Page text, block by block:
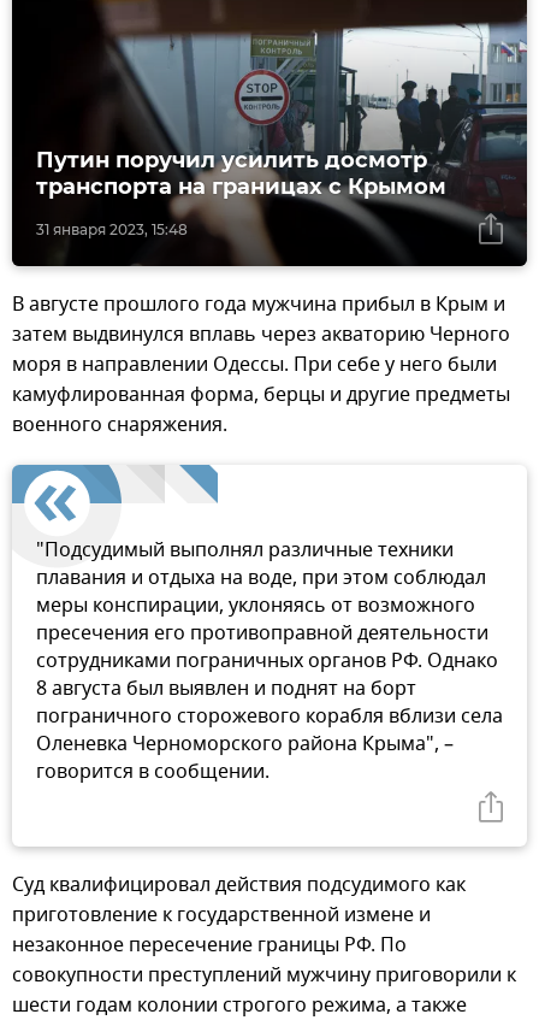
31 января 2023, 15:48
Путин поручил усилить досмотр
транспорта на границах с Крымом
В августе прошлого года мужчина прибыл в Крым и
затем выдвинулся вплавь через акваторию Черного
моря в направлении Одессы. При себе у него были
камуфлированная форма, берцы и другие предметы
военного снаряжения.
"Подсудимый выполнял различные техники
плавания и отдыха на воде, при этом соблюдал
меры конспирации, уклоняясь от возможного
пресечения его противоправной деятельности
сотрудниками пограничных органов РФ. Однако
8 августа был выявлен и поднят на борт
пограничного сторожевого корабля вблизи села
Оленевка Черноморского района Крыма", –
говорится в сообщении.
Суд квалифицировал действия подсудимого как
приготовление к государственной измене и
незаконное пересечение границы РФ. По
совокупности преступлений мужчину приговорили к
шести годам колонии строгого режима, а также